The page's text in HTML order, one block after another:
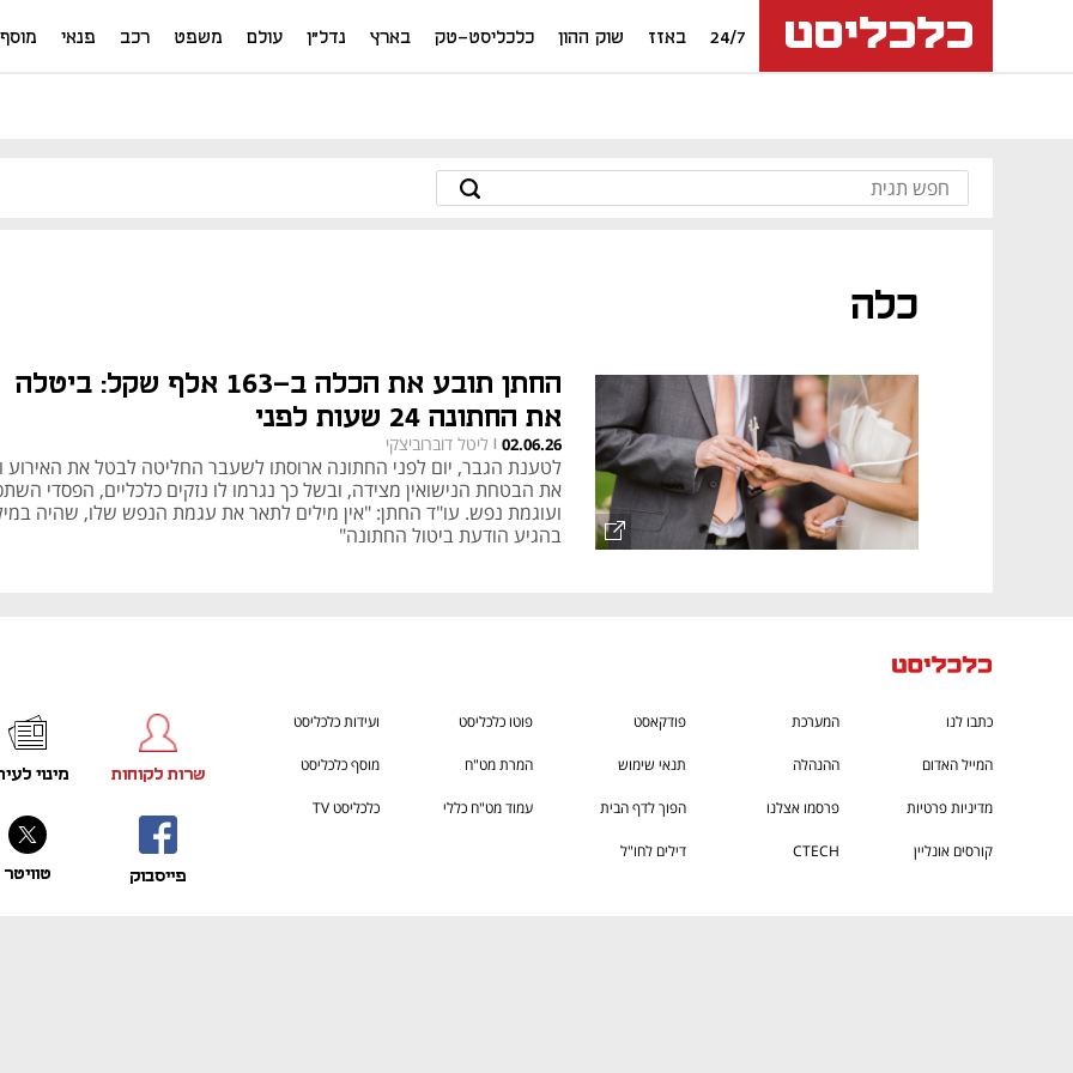
24/7 באזז שוק ההון כלכליסט-טק בארץ נדל"ן עולם משפט רכב פנאי מוסף
כלה
החתן תובע את הכלה ב-163 אלף שקל: ביטלה
את החתונה 24 שעות לפני
02.06.26
| ליטל דוברוביצקי
לטענת הגבר, יום לפני החתונה ארוסתו לשעבר החליטה לבטל את האירוע
את הבטחת הנישואין מצידה, ובשל כך נגרמו לו נזקים כלכליים, הפסדי
ועוגמת נפש. עו"ד החתן: "אין מילים לתאר את עגמת הנפש שלו, שהיה
בהגיע הודעת ביטול החתונה"
כתבו לנו המערכת פודקאסט פוטו כלכליסט ועידות כלכליסט
המייל האדום ההנהלה תנאי שימוש המרת מט"ח מוסף כלכליסט
מדיניות פרטיות פרסמו אצלנו הפוך לדף הבית עמוד מט"ח כללי כלכליסט TV
קורסים אונליין CTECH
דילים לחו"ל
פייסבוק
שרות לקוחות
טוויטר
מינוי